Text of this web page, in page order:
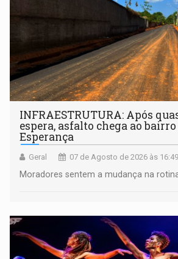
INFRAESTRUTURA: Após
espera, asfalto chega ao
Esperança
Geral 07 de Agosto de 2026 às 16:49
Moradores sentem a mudança na